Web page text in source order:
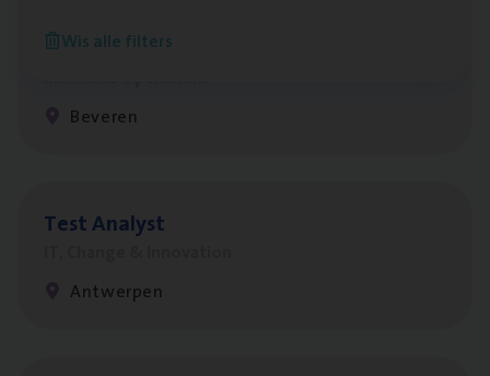
Wis alle filters
Benefits
Beveren
Test Ana­lyst
Antwerpen